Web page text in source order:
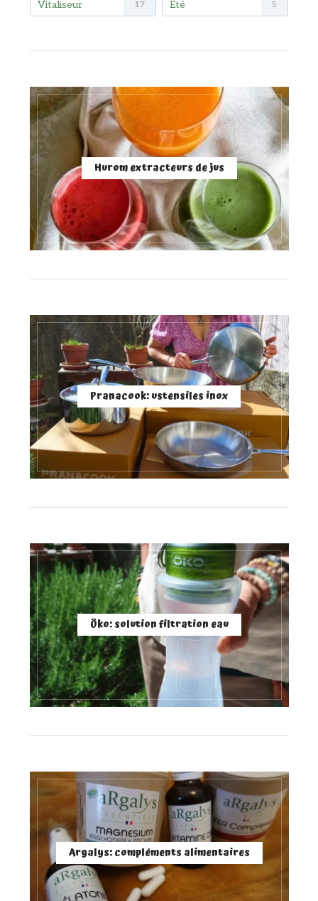
Vitaliseur 17 Été 5
Hurom extracteurs de jus
Pranacook: ustensiles inox
Öko: solution filtration eau
Argalys: compléments alimentaires